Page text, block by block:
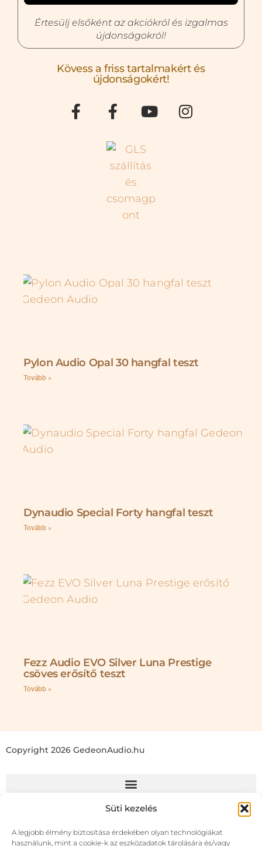
Süti kezelés
A legjobb élmény biztosítása érdekében olyan technológiákat
használunk, mint a cookie-k az eszközadatok tárolására és/vagy
Értesülj elsőként az akciókról és izgalmas
újdonságokról!
Kövess a friss tartalmakért és
újdonságokért!
Pylon Audio Opal 30 hangfal teszt
Tovább »
Dynaudio Special Forty hangfal teszt
Tovább »
Fezz Audio EVO Silver Luna Prestige
csöves erősítő teszt
Tovább »
Copyright 2026 GedeonAudio.hu